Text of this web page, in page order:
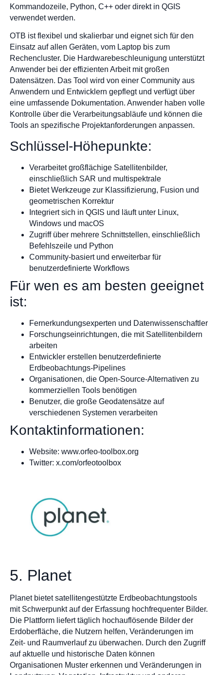
Kommandozeile, Python, C++ oder direkt in QGIS
verwendet werden.
OTB ist flexibel und skalierbar und eignet sich für den
Einsatz auf allen Geräten, vom Laptop bis zum
Rechencluster. Die Hardwarebeschleunigung unterstützt
Anwender bei der effizienten Arbeit mit großen
Datensätzen. Das Tool wird von einer Community aus
Anwendern und Entwicklern gepflegt und verfügt über
eine umfassende Dokumentation. Anwender haben volle
Kontrolle über die Verarbeitungsabläufe und können die
Tools an spezifische Projektanforderungen anpassen.
Schlüssel-Höhepunkte:
Verarbeitet großflächige Satellitenbilder,
einschließlich SAR und multispektrale
Bietet Werkzeuge zur Klassifizierung, Fusion und
geometrischen Korrektur
Integriert sich in QGIS und läuft unter Linux,
Windows und macOS
Zugriff über mehrere Schnittstellen, einschließlich
Befehlszeile und Python
Community-basiert und erweiterbar für
benutzerdefinierte Workflows
Für wen es am besten geeignet
ist:
Fernerkundungsexperten und Datenwissenschaftler
Forschungseinrichtungen, die mit Satellitenbildern
arbeiten
Entwickler erstellen benutzerdefinierte
Erdbeobachtungs-Pipelines
Organisationen, die Open-Source-Alternativen zu
kommerziellen Tools benötigen
Benutzer, die große Geodatensätze auf
verschiedenen Systemen verarbeiten
Kontaktinformationen:
Website: www.orfeo-toolbox.org
Twitter: x.com/orfeotoolbox
5. Planet
Planet bietet satellitengestützte Erdbeobachtungstools
mit Schwerpunkt auf der Erfassung hochfrequenter Bilder.
Die Plattform liefert täglich hochauflösende Bilder der
Erdoberfläche, die Nutzern helfen, Veränderungen im
Zeit- und Raumverlauf zu überwachen. Durch den Zugriff
auf aktuelle und historische Daten können
Organisationen Muster erkennen und Veränderungen in